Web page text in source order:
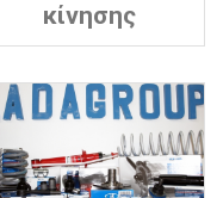
κίνησης